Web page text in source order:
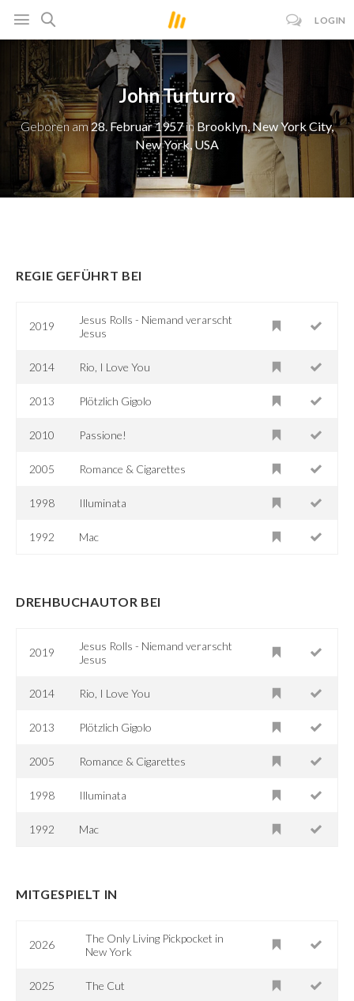
LOGIN
John Turturro
Geboren am28. Februar 1957in Brooklyn, New York City,
New York, USA
REGIE GEFÜHRT BEI
2019
Jesus Rolls - Niemand verarscht
Jesus
2014 Rio, I Love You
2013 Plötzlich Gigolo
2010 Passione!
2005 Romance & Cigarettes
1998 Illuminata
1992 Mac
DREHBUCHAUTOR BEI
2019
Jesus Rolls - Niemand verarscht
Jesus
2014 Rio, I Love You
2013 Plötzlich Gigolo
2005 Romance & Cigarettes
1998 Illuminata
1992 Mac
MITGESPIELT IN
2026
The Only Living Pickpocket in
New York
2025 The Cut